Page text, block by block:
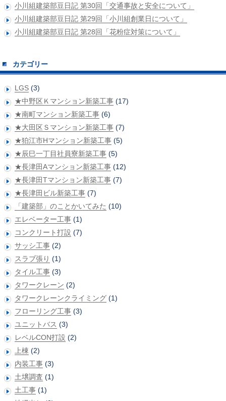
小川組建築部豆日記 第30回「交通事故と安全について」
小川組建築部豆日記 第29回「小川組創業日について」
小川組建築部豆日記 第28回「花粉症対策について」
カテゴリー
LGS (3)
★中野区Ｋマンション新築工事 (17)
★南町マンション新築工事 (6)
★大田区Ｓマンション新築工事 (7)
★狛江市Hマンション新築工事 (5)
★辰巳一丁目社員寮新築工事 (5)
★長津田Aマンション新築工事 (12)
★長津田Tマンション新築工事 (7)
★長津田ビル新築工事 (7)
「建築部」のことかいてみた (10)
エレベーター工事 (1)
コンクリート打設 (7)
サッシ工事 (2)
スラブ張り (1)
タイル工事 (3)
タワークレーン (2)
タワークレーンクライミング (1)
フローリング工事 (3)
ユニットバス (3)
レベルCON打設 (2)
上棟 (2)
内装工事 (3)
土壌調査 (1)
土工事 (1)